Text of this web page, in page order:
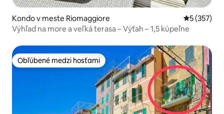
Kondo v meste Riomaggiore Priemerné
5 (357)
Výhľad na more a veľká terasa – Výťah – 1,5 kúpeľne
Obľúbené medzi hosťami
Obľúbené medzi hosťami